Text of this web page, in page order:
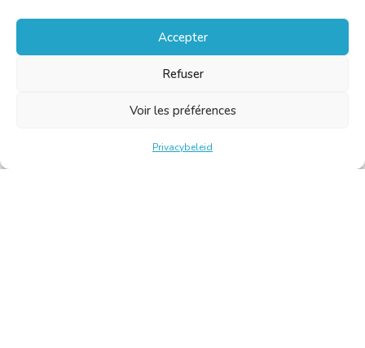
Accepter
Refuser
Voir les préférences
Privacybeleid